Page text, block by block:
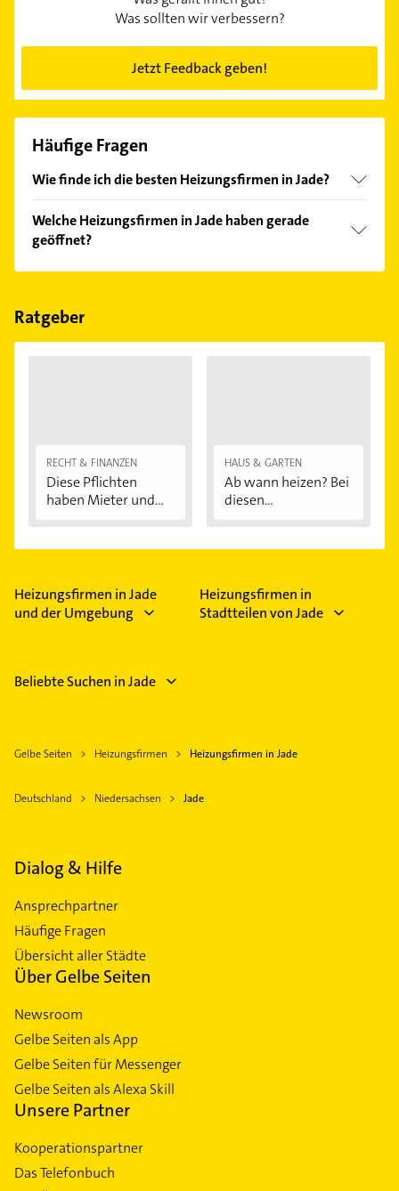
Was sollten wir verbessern?
Jetzt Feedback geben!
Häufige Fragen
Wie finde ich die besten Heizungsfirmen in Jade?
Kundenmeinungen und profitieren Sie von den
Empfehlungen. Die Suchergebnisse können Sie sich
einfach nachBewertungensortiert anzeigen lassen.
Welche Heizungsfirmen in Jade haben gerade
geöffnet?
Im Anbieter-Bereich finden Sie alleÖffnungszeiten.
Feiertagen abweichen können.
Ratgeber
RECHT & FINANZEN
Diese Pflichten
haben Mieter und...
HAUS & GARTEN
Ab wann heizen? Bei
diesen
Heizungsfirmen in Jade
und der Umgebung
Heizungsfirmen in
Stadtteilen von Jade
Beliebte Suchen in Jade
Gelbe Seiten Heizungsfirmen Heizungsfirmen in Jade
Deutschland Niedersachsen Jade
Dialog & Hilfe
Ansprechpartner
Häufige Fragen
Übersicht aller Städte
Über Gelbe Seiten
Newsroom
Gelbe Seiten als App
Gelbe Seiten für Messenger
Gelbe Seiten als Alexa Skill
Unsere Partner
Kooperationspartner
Das Telefonbuch